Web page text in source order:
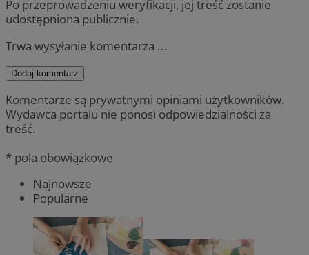
Po przeprowadzeniu weryfikacji, jej treść zostanie
udostępniona publicznie.
Trwa wysyłanie komentarza ...
Dodaj komentarz
Komentarze są prywatnymi opiniami użytkowników.
Wydawca portalu nie ponosi odpowiedzialności za
treść.
* pola obowiązkowe
Najnowsze
Popularne